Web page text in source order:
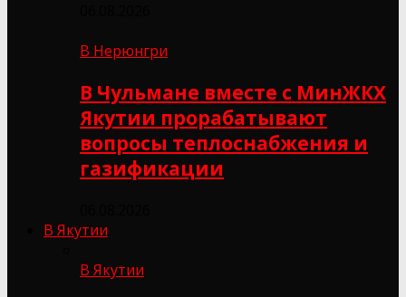
В Нерюнгри
В Чульмане вместе с МинЖКХ
Якутии прорабатывают
вопросы теплоснабжения и
газификации
В Якутии
В Якутии